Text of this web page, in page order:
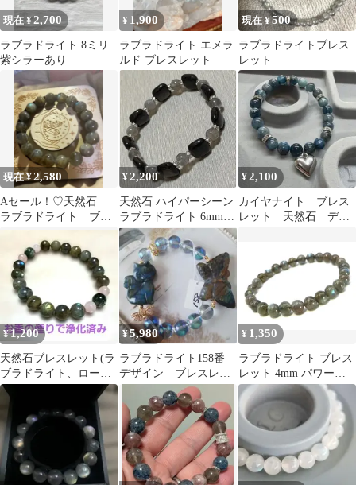
現在 ¥2,700
ラブラドライト 8ミリ
紫シラーあり
¥ 1,900
ラブラドライト エメラ
ルド ブレスレット
現在 ¥500
ラブラドライトブレス
レット
現在 ¥2,580
Aセール！♡天然石
ラブラドライト ブレ
スレット
¥2,200
天然石 ハイパーシーン
ラブラドライト 6mmデ
ザインブレスレット内
径約15.5
¥2,100
カイヤナイト ブレス
レット 天然石 デザ
¥1,200
天然石ブレスレット(ラ
ブラドライト、ローズ
クオーツ、セラフィナ
イト)
¥5,980
ラブラドライト158番
デザイン ブレスレッ
¥ 1,350
ラブラドライト ブレス
レット 4mm パワース
トーン ブレスレット レ
ディース メンズ 天然石
数珠 アクセサリー